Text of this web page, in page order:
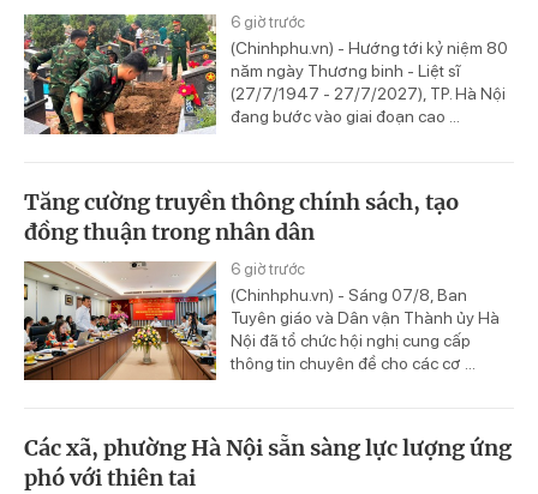
6 giờ trước
(Chinhphu.vn) - Hướng tới kỷ niệm 80
năm ngày Thương binh - Liệt sĩ
(27/7/1947 - 27/7/2027), TP. Hà Nội
đang bước vào giai đoạn cao ...
Tăng cường truyền thông chính sách, tạo
đồng thuận trong nhân dân
6 giờ trước
(Chinhphu.vn) - Sáng 07/8, Ban
Tuyên giáo và Dân vận Thành ủy Hà
Nội đã tổ chức hội nghị cung cấp
thông tin chuyên đề cho các cơ ...
Các xã, phường Hà Nội sẵn sàng lực lượng ứng
phó với thiên tai